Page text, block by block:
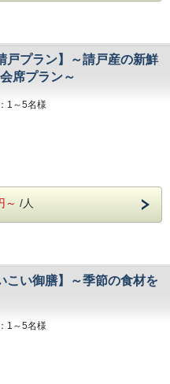
)
の縦型ランドリーがございます。
いましたらお知らせください◆
ください。
8：00～
ください。
ー
ださい。
プ)
いましたらお知らせください◆
8：00～
プラン】～請戸産の新鮮
席プラン～
1～5名様
水洗浄便座付）
ー
ださい。
プ)
～ /人
い御膳】～季節の食材を
1～5名様
水洗浄便座付）